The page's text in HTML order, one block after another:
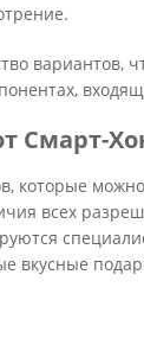
Смарт-
которые
всех
вкусные